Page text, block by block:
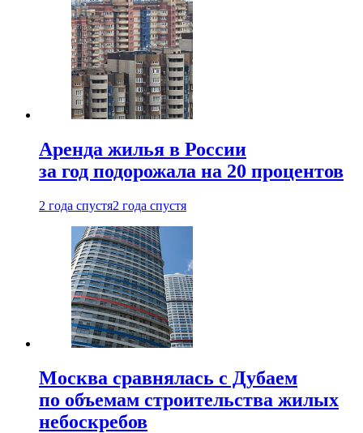
Аренда жилья в России
за год подорожала на 20 процентов
2 года спустя2 года спустя
Москва сравнялась с Дубаем
по объемам строительства жилых
небоскребов